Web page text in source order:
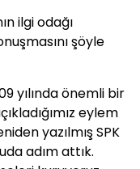
ilgi odağı
şöyle
yılında önemli bir
eylem
yazılmış SPK
adım attık.